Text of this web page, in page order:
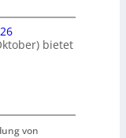
bietet
von